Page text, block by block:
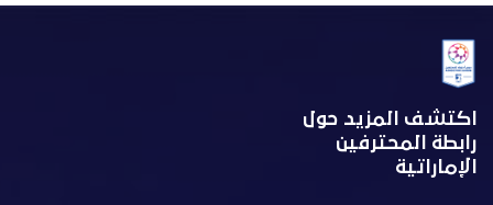
اكتشف المزيد حول
رابطة المحترفين
الإماراتية